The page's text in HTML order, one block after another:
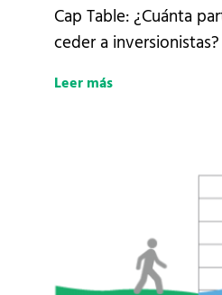
Cap Table: ¿Cuánta
ceder a inversionistas?
Leer más